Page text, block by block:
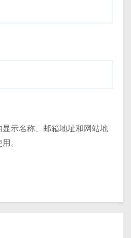
示名称、邮箱地址和网站地
。